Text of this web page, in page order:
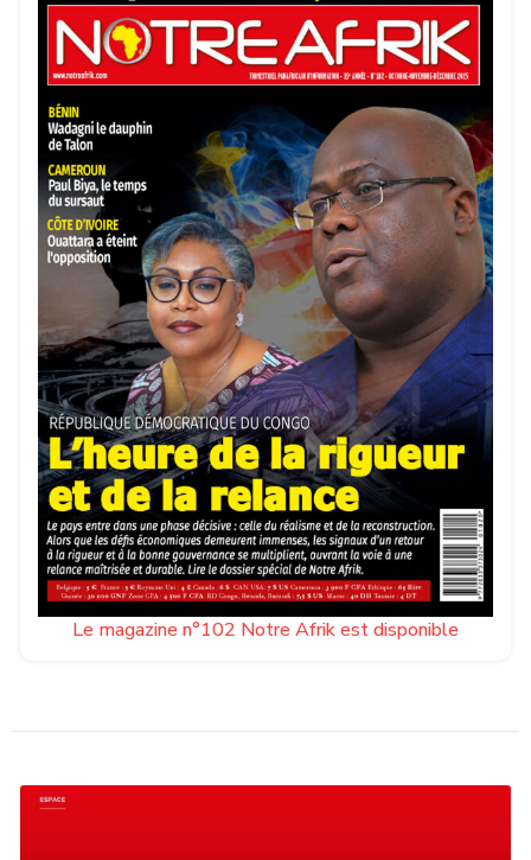
Le magazine n°102 Notre Afrik est disponible